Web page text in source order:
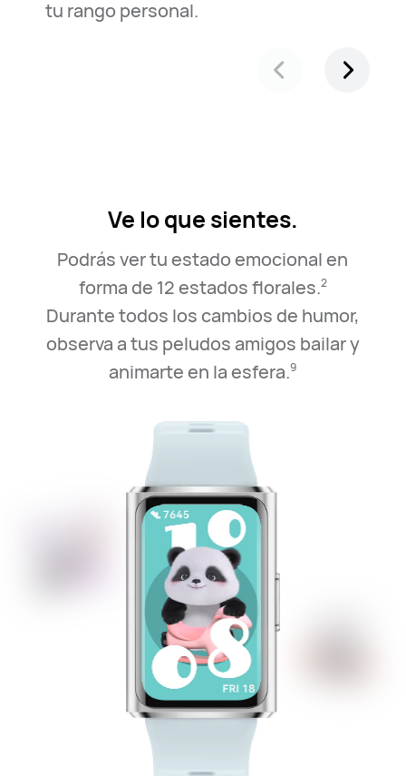
tu rango personal.
Ve lo que sientes.
Podrás ver tu estado emocional en
forma de 12 estados florales.2
Durante todos los cambios de humor,
observa a tus peludos amigos bailar y
animarte en la esfera.9